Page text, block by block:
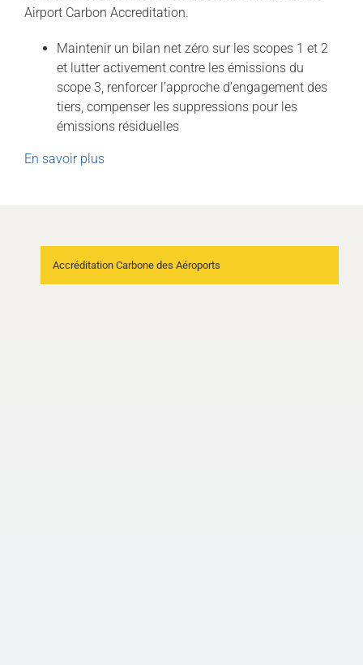
Airport Carbon Accreditation.
Maintenir un bilan net zéro sur les scopes 1 et 2
et lutter activement contre les émissions du
scope 3, renforcer l’approche d’engagement des
tiers, compenser les suppressions pour les
émissions résiduelles
En savoir plus
Accréditation Carbone des Aéroports